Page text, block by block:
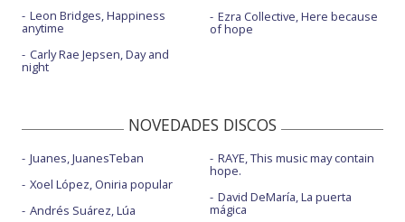
Leon Bridges, Happiness
anytime
Carly Rae Jepsen, Day and
night
Ezra Collective, Here because
of hope
NOVEDADES DISCOS
Juanes, JuanesTeban
Xoel López, Oniria popular
Andrés Suárez, Lúa
RAYE, This music may contain
hope.
David DeMaría, La puerta
mágica